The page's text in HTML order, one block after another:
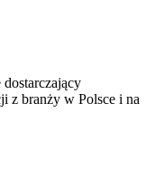
z branży w Polsce i na